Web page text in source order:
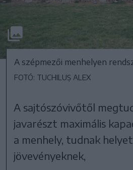
A szépmezői menhelyen
FOTÓ: TUCHILUȘ ALEX
A sajtószóvivőtől
javarészt maximális
a menhely, tudnak
jövevényeknek,